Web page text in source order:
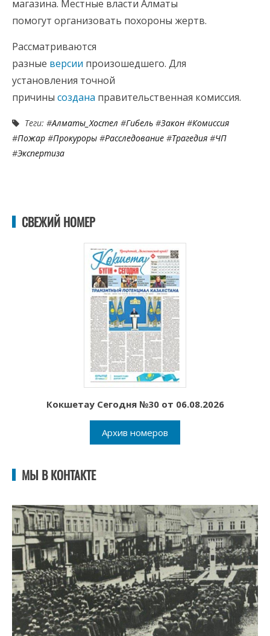
магазина. Местные власти Алматы
помогут организовать похороны жертв.
Рассматриваются
разные версии произошедшего. Для
установления точной
причины создана правительственная комиссия.
Теги: #Алматы_Хостел #Гибель #Закон #Комиссия
#Пожар #Прокуроры #Расследование #Трагедия #ЧП
#Экспертиза
СВЕЖИЙ НОМЕР
Кокшетау Сегодня №30 от 06.08.2026
Архив номеров
МЫ В КОНТАКТЕ